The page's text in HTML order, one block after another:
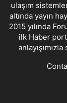
ulaşım
altında yayın
2015 yılında
ilk Haber